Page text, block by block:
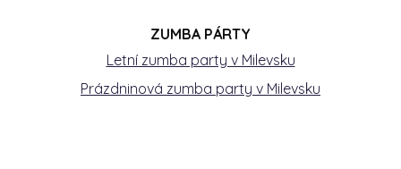
ZUMBA PÁRTY
Letní zumba party v Milevsku
Prázdninová zumba party v Milevsku